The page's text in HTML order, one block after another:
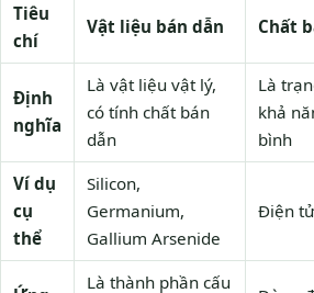
Tiêu
chí
Vật liệu bán dẫn Chất
Định
nghĩa
Là vật liệu vật lý,
có tính chất bán
dẫn
Là
khả
bình
Ví dụ
cụ
thể
Silicon,
Germanium,
Gallium Arsenide
Điện
Là thành phần cấu